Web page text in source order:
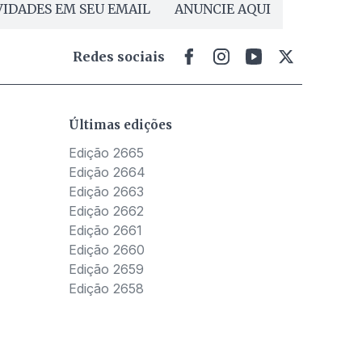
EM SEU EMAIL ANUNCIE AQUI
Redes sociais
Últimas edições
Edição 2665
Edição 2664
Edição 2663
Edição 2662
Edição 2661
Edição 2660
Edição 2659
Edição 2658